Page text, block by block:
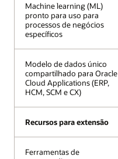
Machine learning (ML)
pronto para uso para
processos de negócios
específicos
Modelo de dados único
compartilhado para Oracle
Cloud Applications (ERP,
HCM, SCM e CX)
Recursos para extensão
Ferramentas de
Machine learning (ML)
pronto para uso para
processos de negócios
específicos
Modelo de dados único
compartilhado para Oracle
Cloud Applications (ERP,
HCM, SCM e CX)
Recursos para extensão
Ferramentas de